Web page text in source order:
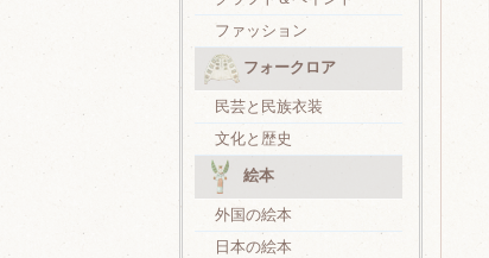
ファッション
フォークロア
民芸と民族衣装
文化と歴史
絵本
外国の絵本
日本の絵本